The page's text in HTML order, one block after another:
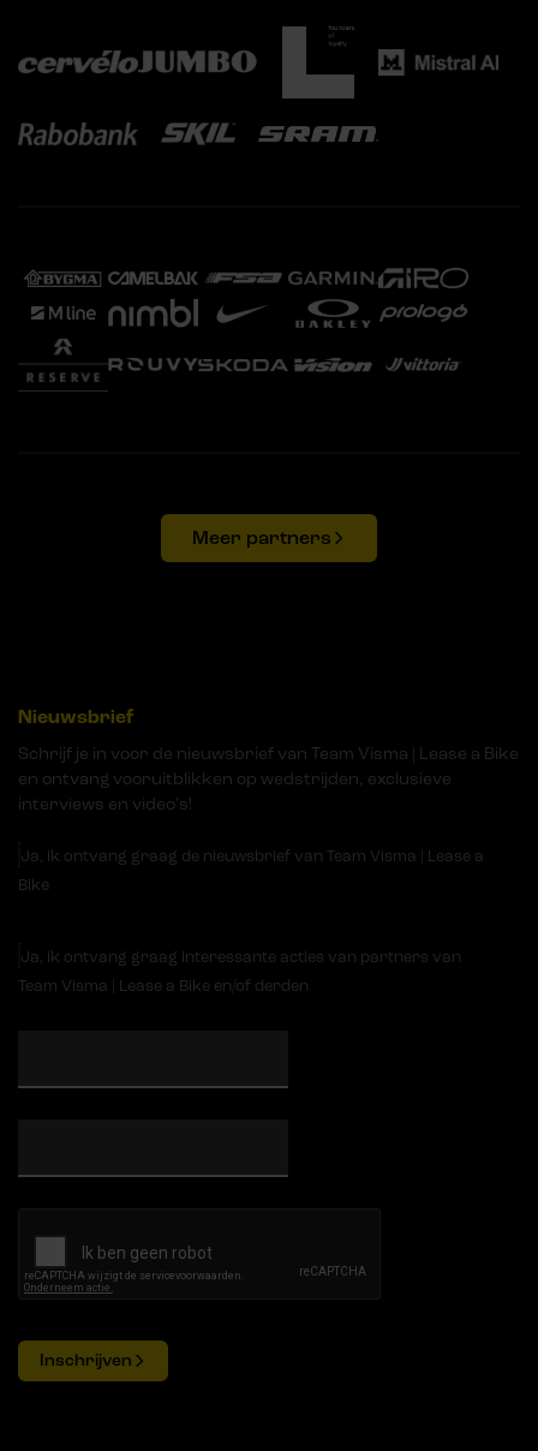
Meer partners
Nieuwsbrief
Schrijf je in voor de nieuwsbrief van Team Visma | Lease a Bike
en ontvang vooruitblikken op wedstrijden, exclusieve
interviews en video's!
Ja, ik ontvang graag de nieuwsbrief van Team Visma | Lease a
Bike
Ja, ik ontvang graag interessante acties van partners van
Team Visma | Lease a Bike en/of derden
Inschrijven